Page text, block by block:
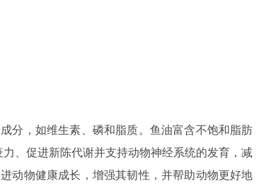
分，如维生素、磷和脂质。鱼油富含不饱和脂肪
、促进新陈代谢并支持动物神经系统的发育，减
动物健康成长，增强其韧性，并帮助动物更好地